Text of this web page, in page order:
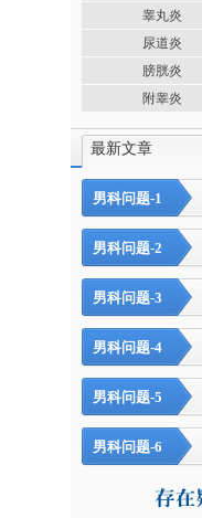
睾丸炎
尿道炎
膀胱炎
附睾炎
最新文章
男科问题-1
男科问题-2
男科问题-3
男科问题-4
男科问题-5
男科问题-6